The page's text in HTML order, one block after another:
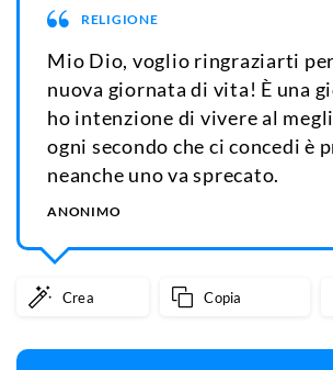
RELIGIONE
Mio Dio, voglio ringraziarti
nuova giornata di vita! È una
ho intenzione di vivere al
ogni secondo che ci concedi è
neanche uno va sprecato.
ANONIMO
Crea Copia